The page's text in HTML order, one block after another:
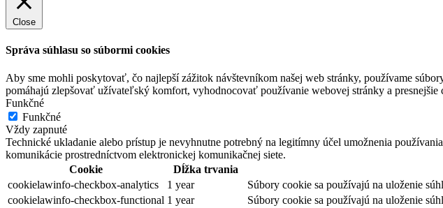
Close
Správa súhlasu so súbormi cookies
Aby sme mohli poskytovať, čo najlepší zážitok návštevníkom našej web stránky, používame
pomáhajú zlepšovať užívateľský komfort, vyhodnocovať používanie webovej stránky a
Funkčné
Funkčné
Vždy zapnuté
Technické ukladanie alebo prístup je nevyhnutne potrebný na legitímny účel umožnenia
komunikácie prostredníctvom elektronickej komunikačnej siete.
Cookie
Dĺžka trvania
cookielawinfo-checkbox-analytics
1 year
Súbory cookie sa používajú na uloženie
cookielawinfo-checkbox-functional 1 year
Súbory cookie sa používajú na uloženie